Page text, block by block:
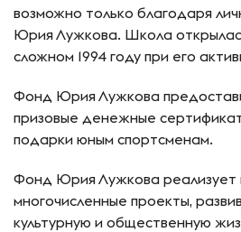
возможно только благодаря
Юрия Лужкова. Школа
сложном 1994 году при его
Фонд Юрия Лужкова
призовые денежные
подарки юным спортсменам.
Фонд Юрия Лужкова
многочисленные проекты,
культурную и общественную